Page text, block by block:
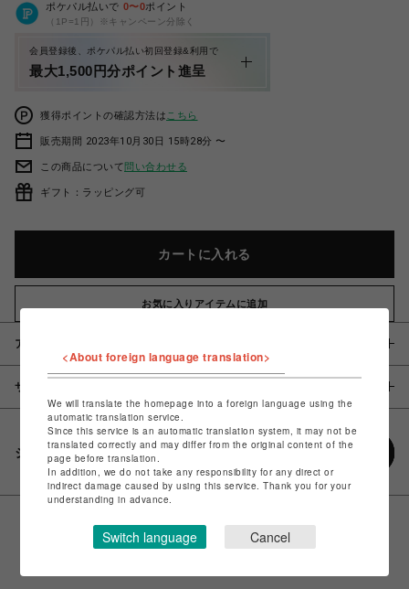
ポケパル払いで 0〜0ポイント
（1P=1円）※キャンペーン分除く
会員登録後、ポケパル払い初回登録&利用で
最大1,500円分ポイント進呈
獲得ポイントの確認方法は こちら
販売期間 2023年10月30日 15時28分 〜
この商品について問い合わせる
ギフト：ラッピング可
カートに入れる
お気に入りアイテムに追加
アイテム説明 / 素材
サイズ
シェアする
<About foreign language translation>
We will translate the homepage into a foreign language using the
automatic translation service.
Since this service is an automatic translation system, it may not be
translated correctly and may differ from the original content of the
page before translation.
In addition, we do not take any responsibility for any direct or
indirect damage caused by using this service. Thank you for your
understanding in advance.
Switch language Cancel